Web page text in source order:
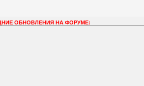
ОБНОВЛЕНИЯ НА ФОРУМЕ: